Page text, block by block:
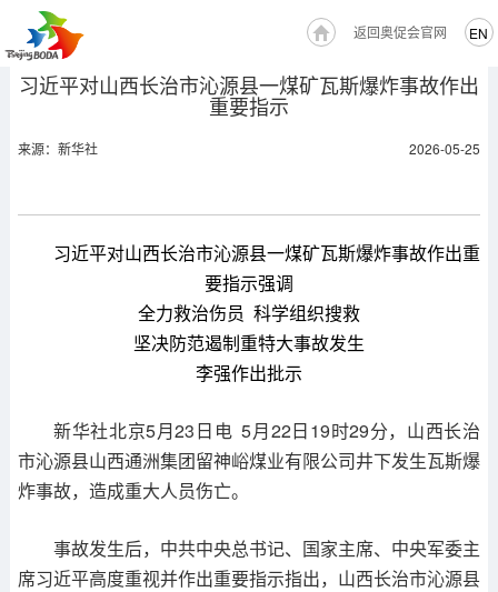
EN
返回奥促会官网
习近平对山西长治市沁源县一煤矿瓦斯爆炸事故作出
重要指示
来源：新华社 2026-05-25
习近平对山西长治市沁源县一煤矿瓦斯爆炸事故作出重
要指示强调
全力救治伤员 科学组织搜救
坚决防范遏制重特大事故发生
李强作出批示
新华社北京5月23日电 5月22日19时29分，山西长治
市沁源县山西通洲集团留神峪煤业有限公司井下发生瓦斯爆
炸事故，造成重大人员伤亡。
事故发生后，中共中央总书记、国家主席、中央军委主
席习近平高度重视并作出重要指示指出，山西长治市沁源县